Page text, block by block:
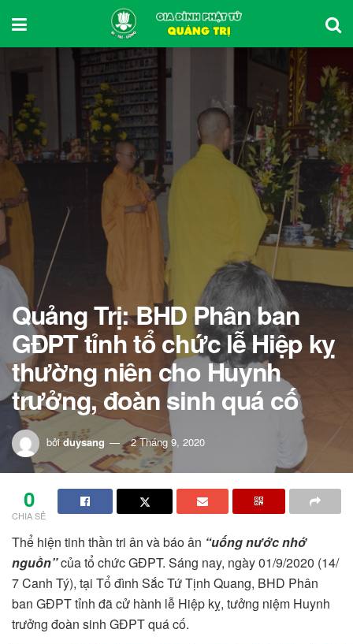
Quảng Trị: BHD Phân ban
GĐPT tỉnh tổ chức lễ Hiệp kỵ
thường niên cho Huynh
trưởng, đoàn sinh quá cố
bởi duysang 2 Tháng 9, 2020
0
CHIA SẺ
Thể hiện tinh thần tri ân và báo ân “uống nước nhớ
nguồn”của tổ chức GĐPT. Sáng nay, ngày 01/9/2020 (14/
7 Canh Tý), tại Tổ đình Sắc Tứ Tịnh Quang, BHD Phân
ban GĐPT tỉnh đã cử hành lễ Hiệp kỵ, tưởng niệm Huynh
trưởng đoàn sinh GĐPT quá cố.